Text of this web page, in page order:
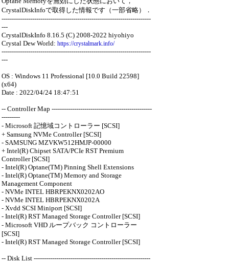
CrystalDiskInfoで取得した情報です（一部省略）．
-------------------------------------------------------------------------
---
CrystalDiskInfo 8.16.5 (C) 2008-2022 hiyohiyo
Crystal Dew World: https://crystalmark.info/
-------------------------------------------------------------------------
---
OS : Windows 11 Professional [10.0 Build 22598]
(x64)
Date : 2022/04/24 18:47:51
-- Controller Map -------------------------------------------------
---------
- Microsoft 記憶域コントローラー [SCSI]
+ Samsung NVMe Controller [SCSI]
- SAMSUNG MZVKW512HMJP-00000
+ Intel(R) Chipset SATA/PCIe RST Premium
Controller [SCSI]
- Intel(R) Optane(TM) Pinning Shell Extensions
- Intel(R) Optane(TM) Memory and Storage
Management Component
- NVMe INTEL HBRPEKNX0202AO
- NVMe INTEL HBRPEKNX0202A
- Xvdd SCSI Miniport [SCSI]
- Intel(R) RST Managed Storage Controller [SCSI]
- Microsoft VHD ループバック コントローラー
[SCSI]
- Intel(R) RST Managed Storage Controller [SCSI]
-- Disk List ---------------------------------------------------------